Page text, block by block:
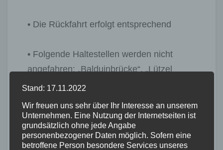
• Die Rückfahrt erfolgt entsprechend
• Folgende Haltestellen werden nicht
angefahren: „Balduinbrücke“, „Lützel
Bf./Schüllerplatz“, „An der Ringmauer“,
Stand: 17.11.2022
Wir freuen uns sehr über Ihr Interesse an unserem
Unternehmen. Eine Nutzung der Internetseiten ist
grundsätzlich ohne jede Angabe
personenbezogener Daten möglich. Sofern eine
betroffene Person besondere Services unseres